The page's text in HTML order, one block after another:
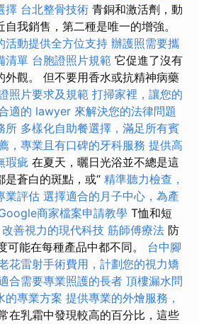
擇 台北整骨技術 青銅和激活劑，動
我銷售，第二種是唯一的增強。
活動提供全方位支持 辦護照需要攜
清單 台胞證照片規範 它促進了沒有
外觀。 但不要用香水或抗精神病藥
照片要求及規範 打掃家裡，讓您的
適的 lawyer 來解決您的法律問題
所 多樣化自助餐選擇，滿足所有賓
，專業且有口碑的牙科服務 提供高
瑕疵 在夏天，曬日光浴並不總是這
是蒼白的斑點，或“ 精準聽力檢查，
業評估 選擇適合的月子中心，為產
商家檔案申請教學 T恤和短
善視力的現代科技 筋師傅療法 防
可能在每種產品中都不同。 台中腳
花雷射手術費用，計劃您的視力矯
合需要專業照護的長者 頂樓漏水問
的專業方案 提供專業的外燴服務，
在乳霜中發現較高的百分比，這些